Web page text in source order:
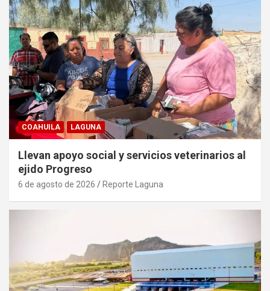
COAHUILA LAGUNA
Llevan apoyo social y servicios veterinarios al
ejido Progreso
6 de agosto de 2026 Reporte Laguna